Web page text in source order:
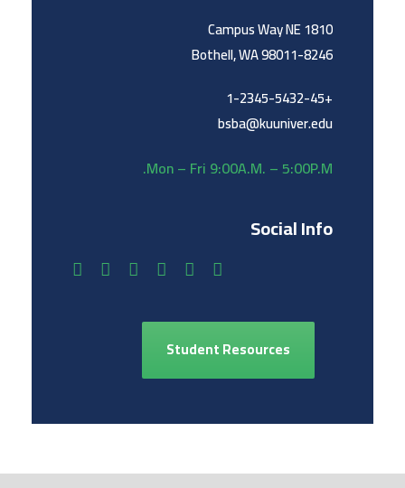
1810 Campus Way NE
Bothell, WA 98011-8246
+1-2345-5432-45
bsba@kuuniver.edu
Mon – Fri 9:00A.M. – 5:00P.M.
Social Info
Student Resources